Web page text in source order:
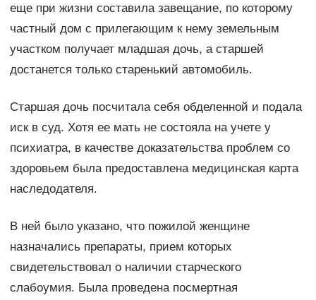
еще при жизни составила завещание, по которому
частный дом с прилегающим к нему земельным
участком получает младшая дочь, а старшей
достанется только старенький автомобиль.
Старшая дочь посчитала себя обделенной и подала
иск в суд. Хотя ее мать не состояла на учете у
психиатра, в качестве доказательства проблем со
здоровьем была предоставлена медицинская карта
наследодателя.
В ней было указано, что пожилой женщине
назначались препараты, прием которых
свидетельствовал о наличии старческого
слабоумия. Была проведена посмертная